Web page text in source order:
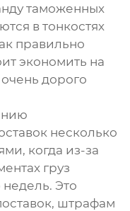
таможенных
в тонкостях
правильно
экономить на
дорого
несколько
когда из-за
груз
Это
штрафам